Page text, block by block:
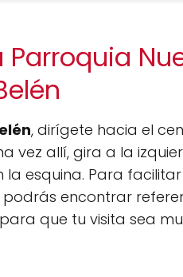
, dirígete hacia el
vez allí, gira a la
esquina. Para
encontrar
que tu visita sea